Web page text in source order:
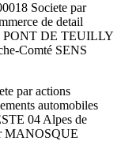
Societe par
de detail
PONT DE TEUILLY
Comté SENS
par actions
automobiles
04 Alpes de
MANOSQUE